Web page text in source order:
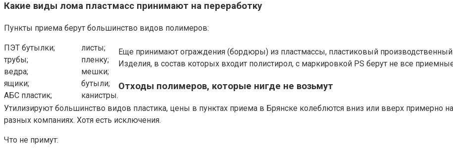
Какие виды лома пластмасс принимают на переработку
Пункты приема берут большинство видов полимеров:
ПЭТ бутылки;
трубы;
ведра;
ящики;
АБС пластик;
листы;
пленку;
мешки;
бутыли;
канистры.
Еще принимают ограждения (бордюры) из пластмассы, пластиковый производственный
Изделия, в состав которых входит полистирол, с маркировкой PS берут не все
Отходы полимеров, которые нигде не возьмут
Утилизируют большинство видов пластика, цены в пунктах приема в Брянске колеблются вниз или вверх примерно
разных компаниях. Хотя есть исключения.
Что не примут: